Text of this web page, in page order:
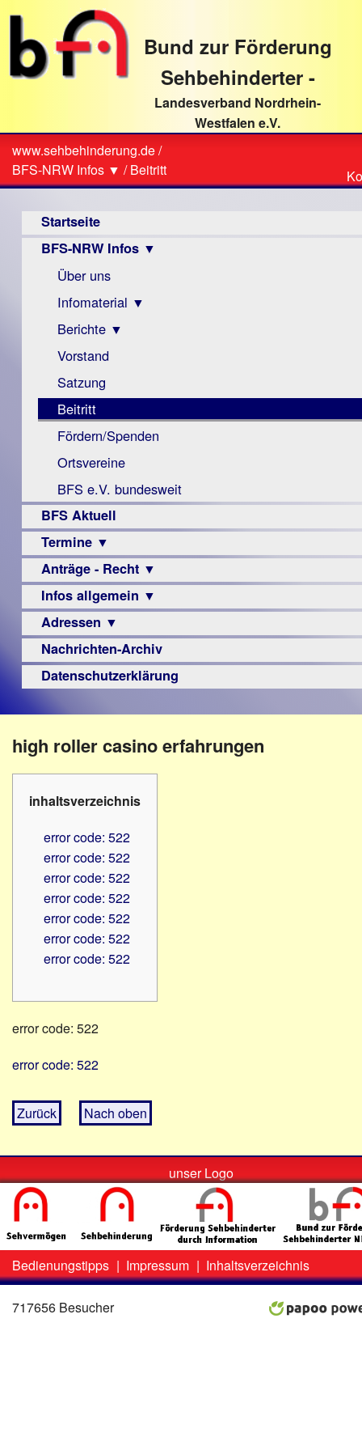
direkt
Textinhalt
Bund zur Förderung
Sehbehinderter -
Landesverband Nordrhein-
Westfalen e.V.
Sie
sind
hier
www.sehbehinderung.de/
BFS-NRW Infos ▼ /Beitritt
Startseite
BFS-NRW Infos ▼
Über uns
Infomaterial ▼
Visus
Zeitschrift
Monokular
Mac
Instagram-
Links
Berichte ▼
Archiv
Berichte
Vorstand
Satzung
Beitritt
Fördern/Spenden
Ortsvereine
BFS e.V. bundesweit
BFS Aktuell
Termine ▼
Veranstaltungsprogramme
Anträge - Recht ▼
Archiv
Urteile
Infos allgemein ▼
Sehbehinderung
Frühförderung
Schule
–
Beruf
Hilfsmittel
-
PC
Adressen ▼
Augenoptiker
Berufsbildungswerke
Hörbüchereien
Reha-
Lehrer
Verbände
Nachrichten-Archiv
Datenschutzerklärung
high roller casino erfahrungen
inhaltsverzeichnis
error code: 522
error code: 522
error code: 522
error code: 522
error code: 522
error code: 522
error code: 522
error code: 522
error code: 522
Zurück Nach oben
unser Logo
Zweit-
Menü
Bedienungstipps | Impressum | Inhaltsverzeichnis
717656 Besucher